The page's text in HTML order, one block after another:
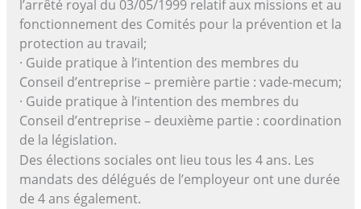
l’arrêté royal du 03/05/1999 relatif aux missions et au
fonctionnement des Comités pour la prévention et la
protection au travail;
· Guide pratique à l’intention des membres du
Conseil d’entreprise – première partie : vade-mecum;
· Guide pratique à l’intention des membres du
Conseil d’entreprise – deuxième partie : coordination
de la législation.
Des élections sociales ont lieu tous les 4 ans. Les
mandats des délégués de l’employeur ont une durée
de 4 ans également.